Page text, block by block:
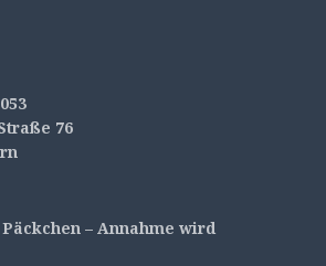
76
– Annahme wird